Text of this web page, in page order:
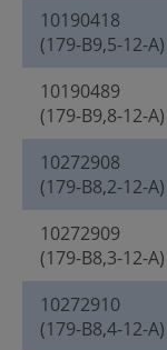
10190418
(179-B9,5-12-A)
10190489
(179-B9,8-12-A)
10272908
(179-B8,2-12-A)
10272909
(179-B8,3-12-A)
10272910
(179-B8,4-12-A)